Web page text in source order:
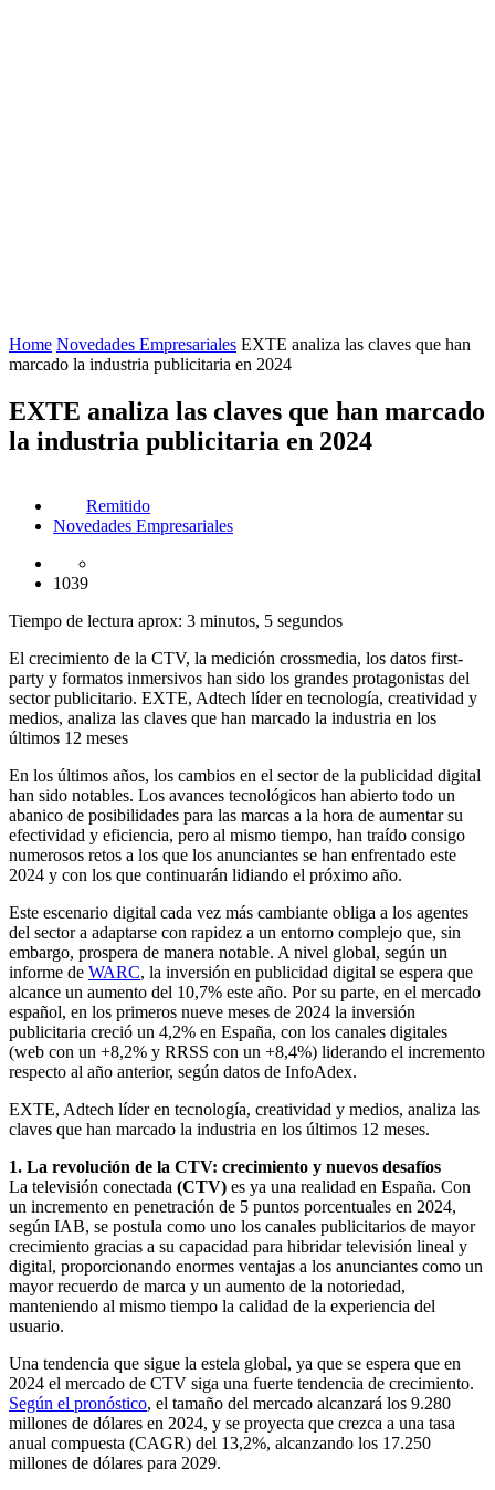
Home Novedades Empresariales EXTE analiza las claves que han
marcado la industria publicitaria en 2024
EXTE analiza las claves que han marcado
la industria publicitaria en 2024
Remitido
Novedades Empresariales
1039
Tiempo de lectura aprox: 3 minutos, 5 segundos
El crecimiento de la CTV, la medición crossmedia, los datos first-
party y formatos inmersivos han sido los grandes protagonistas del
sector publicitario. EXTE, Adtech líder en tecnología, creatividad y
medios, analiza las claves que han marcado la industria en los
últimos 12 meses
En los últimos años, los cambios en el sector de la publicidad digital
han sido notables. Los avances tecnológicos han abierto todo un
abanico de posibilidades para las marcas a la hora de aumentar su
efectividad y eficiencia, pero al mismo tiempo, han traído consigo
numerosos retos a los que los anunciantes se han enfrentado este
2024 y con los que continuarán lidiando el próximo año.
Este escenario digital cada vez más cambiante obliga a los agentes
del sector a adaptarse con rapidez a un entorno complejo que, sin
embargo, prospera de manera notable. A nivel global, según un
informe de WARC, la inversión en publicidad digital se espera que
alcance un aumento del 10,7% este año. Por su parte, en el mercado
español, en los primeros nueve meses de 2024 la inversión
publicitaria creció un 4,2% en España, con los canales digitales
(web con un +8,2% y RRSS con un +8,4%) liderando el incremento
respecto al año anterior, según datos de InfoAdex.
EXTE, Adtech líder en tecnología, creatividad y medios, analiza las
claves que han marcado la industria en los últimos 12 meses.
1. La revolución de la CTV: crecimiento y nuevos desafíos
La televisión conectada (CTV) es ya una realidad en España. Con
un incremento en penetración de 5 puntos porcentuales en 2024,
según IAB, se postula como uno los canales publicitarios de mayor
crecimiento gracias a su capacidad para hibridar televisión lineal y
digital, proporcionando enormes ventajas a los anunciantes como un
mayor recuerdo de marca y un aumento de la notoriedad,
manteniendo al mismo tiempo la calidad de la experiencia del
usuario.
Una tendencia que sigue la estela global, ya que se espera que en
2024 el mercado de CTV siga una fuerte tendencia de crecimiento.
Según el pronóstico, el tamaño del mercado alcanzará los 9.280
millones de dólares en 2024, y se proyecta que crezca a una tasa
anual compuesta (CAGR) del 13,2%, alcanzando los 17.250
millones de dólares para 2029.